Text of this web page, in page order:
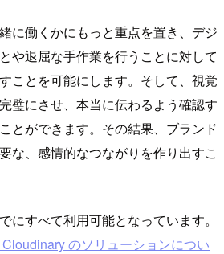
に働くかにもっと重点を置き、デジ
や退屈な手作業を行うことに対して
ことを可能にします。そして、視覚
璧にさせ、本当に伝わるよう確認す
とができます。その結果、ブランド
な、感情的なつながりを作り出すこ
にすべて利用可能となっています。
のソリューションについ